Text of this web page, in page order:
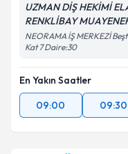
UZMAN DİŞ HEKİMİ
RENKLİBAY
NEORAMA İŞ MERKEZİ
Kat 7 Daire:30
En Yakın Saatler
09:00
09:30